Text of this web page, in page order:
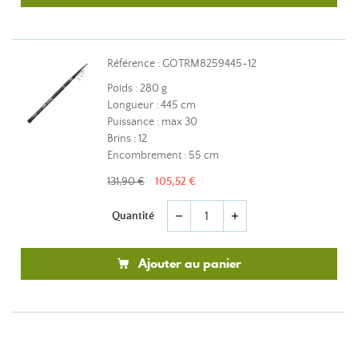
Référence : GOTRM8259445-12
Poids : 280 g
Longueur : 445 cm
Puissance : max 30
Brins : 12
Encombrement : 55 cm
131,90 € 105,52 €
Quantité remove add
Ajouter au panier